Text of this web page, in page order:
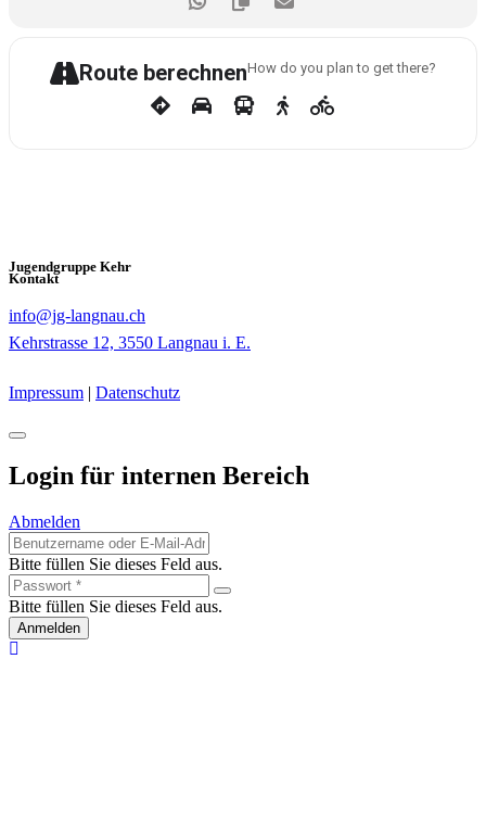
Route berechnenHow do you plan to get there?
Jugendgruppe Kehr
Kontakt
info@jg-langnau.ch
Kehrstrasse 12, 3550 Langnau i. E.
Impressum | Datenschutz
Login für internen Bereich
Abmelden
Bitte füllen Sie dieses Feld aus.
Bitte füllen Sie dieses Feld aus.
Anmelden